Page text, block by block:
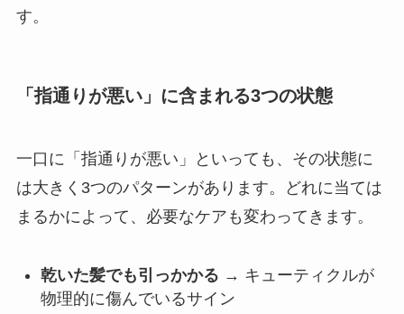
す。
「指通りが悪い」に含まれる3つの状態
一口に「指通りが悪い」といっても、その状態に
は大きく3つのパターンがあります。どれに当ては
まるかによって、必要なケアも変わってきます。
乾いた髪でも引っかかる → キューティクルが
物理的に傷んでいるサイン